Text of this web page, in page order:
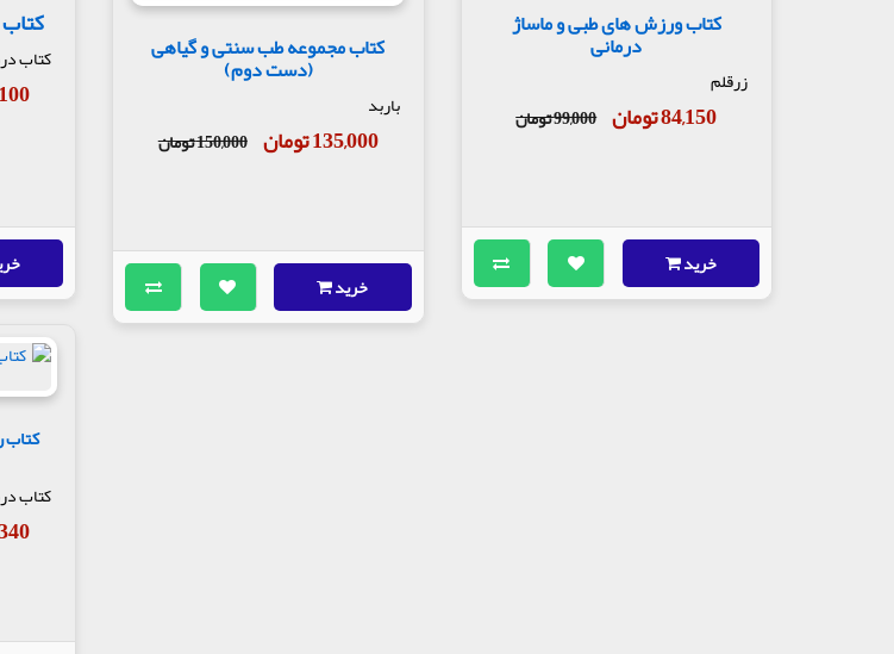
کتاب ورزش های طبی و ماساژ
درمانی
زرقلم
84,150 تومان 99,000 تومان
خرید
کتاب مجموعه طب سنتی و گیاهی
(دست دوم)
باربد
135,000 تومان 150,000 تومان
خرید
کتاب
کتاب
کتاب